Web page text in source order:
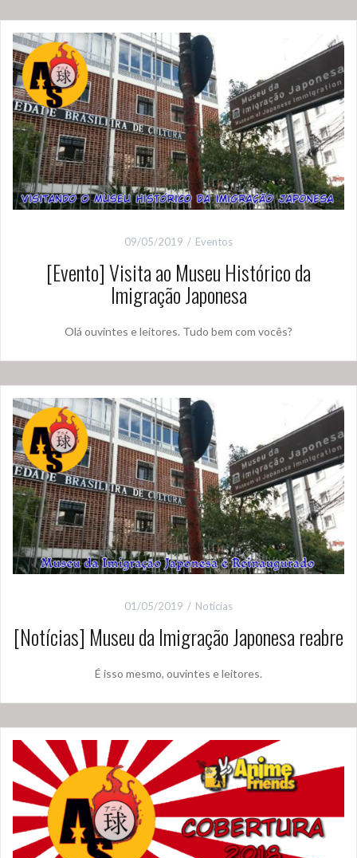
09/05/2019 Eventos
[Evento] Visita ao Museu Histórico da
Imigração Japonesa
Olá ouvintes e leitores. Tudo bem com vocês?
01/05/2019 Notícias
[Notícias] Museu da Imigração Japonesa reabre
É isso mesmo, ouvintes e leitores.